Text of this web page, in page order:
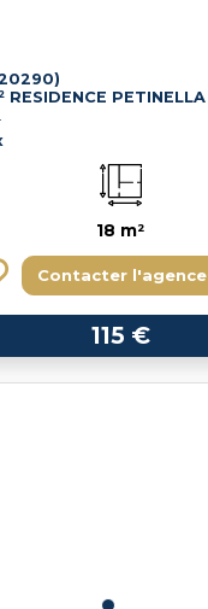
18 m²
Contacter l'agence
115 €